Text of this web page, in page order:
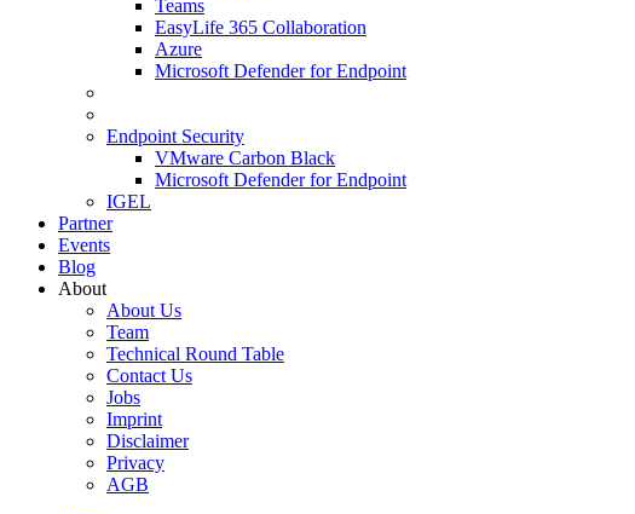
Teams
EasyLife 365 Collaboration
Azure
Microsoft Defender for Endpoint
Endpoint Security
VMware Carbon Black
Microsoft Defender for Endpoint
IGEL
Partner
Events
Blog
About
About Us
Team
Technical Round Table
Contact Us
Jobs
Imprint
Disclaimer
Privacy
AGB